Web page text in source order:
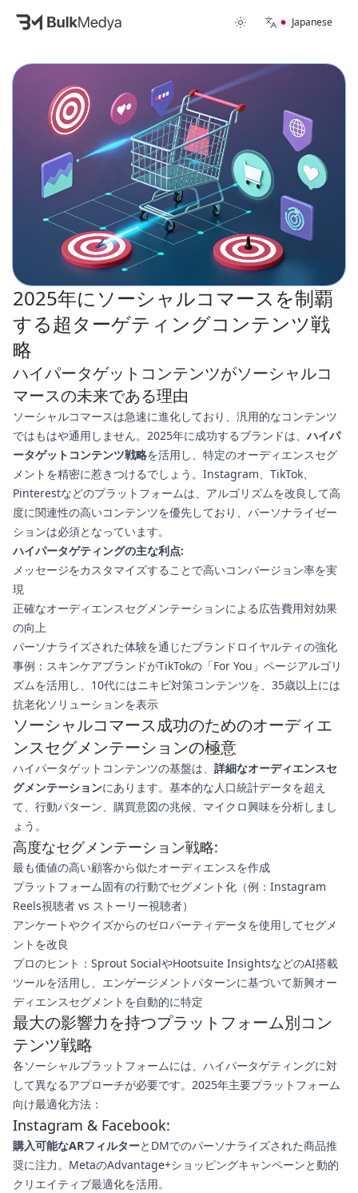
🇯🇵 Japanese
2025年にソーシャルコマースを制覇
する超ターゲティングコンテンツ戦
略
ハイパータゲットコンテンツがソーシャルコ
マースの未来である理由
ソーシャルコマースは急速に進化しており、汎用的なコンテンツ
ではもはや通用しません。2025年に成功するブランドは、ハイパ
ータゲットコンテンツ戦略を活用し、特定のオーディエンスセグ
メントを精密に惹きつけるでしょう。Instagram、TikTok、
Pinterestなどのプラットフォームは、アルゴリズムを改良して高
度に関連性の高いコンテンツを優先しており、パーソナライゼー
ションは必須となっています。
ハイパータゲティングの主な利点:
メッセージをカスタマイズすることで高いコンバージョン率を実
現
正確なオーディエンスセグメンテーションによる広告費用対効果
の向上
パーソナライズされた体験を通じたブランドロイヤルティの強化
事例：スキンケアブランドがTikTokの「For You」ページアルゴリ
ズムを活用し、10代にはニキビ対策コンテンツを、35歳以上には
抗老化ソリューションを表示
ソーシャルコマース成功のためのオーディエ
ンスセグメンテーションの極意
ハイパータゲットコンテンツの基盤は、 詳細なオーディエンスセ
グメンテーションにあります。基本的な人口統計データを超え
て、行動パターン、購買意図の兆候、マイクロ興味を分析しまし
ょう。
高度なセグメンテーション戦略:
最も価値の高い顧客から似たオーディエンスを作成
プラットフォーム固有の行動でセグメント化（例：Instagram
Reels視聴者 vs ストーリー視聴者）
アンケートやクイズからのゼロパーティデータを使用してセグメ
ントを改良
プロのヒント：Sprout SocialやHootsuite InsightsなどのAI搭載
ツールを活用し、エンゲージメントパターンに基づいて新興オー
ディエンスセグメントを自動的に特定
最大の影響力を持つプラットフォーム別コン
テンツ戦略
各ソーシャルプラットフォームには、ハイパータゲティングに対
して異なるアプローチが必要です。2025年主要プラットフォーム
向け最適化方法：
Instagram & Facebook:
購入可能なARフィルターとDMでのパーソナライズされた商品推
奨に注力。MetaのAdvantage+ショッピングキャンペーンと動的
クリエイティブ最適化を活用。